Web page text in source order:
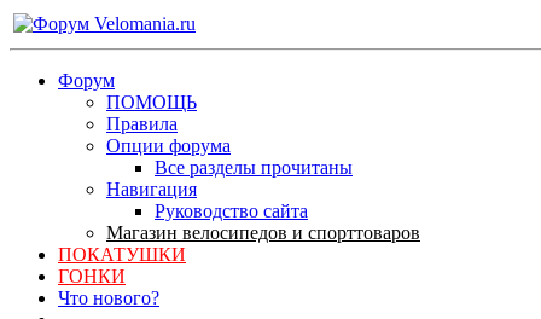
Форум
ПОМОЩЬ
Правила
Опции форума
Все разделы прочитаны
Навигация
Руководство сайта
Магазин велосипедов и спорттоваров
ПОКАТУШКИ
ГОНКИ
Что нового?